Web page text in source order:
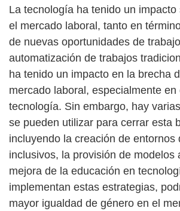
La tecnología ha tenido un impacto
el mercado laboral, tanto en
de nuevas oportunidades de
automatización de trabajos
ha tenido un impacto en la brecha
mercado laboral, especialmente
tecnología. Sin embargo, hay
se pueden utilizar para cerrar esta
incluyendo la creación de entornos
inclusivos, la provisión de modelos
mejora de la educación en
implementan estas estrategias,
mayor igualdad de género en el